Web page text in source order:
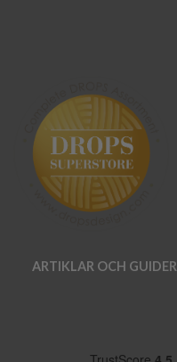
ARTIKLAR OCH GUIDER